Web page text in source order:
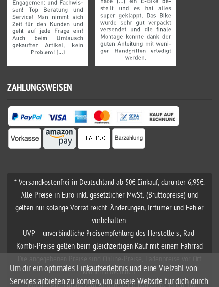
ZAHLUNGSWEISEN
* Versandkostenfrei in Deutschland ab 50€ Einkauf, darunter 6,95€.
Alle Preise in Euro inkl. gesetzlicher MwSt. (Bruttopreise) und
gelten nur solange Vorrat reicht. Änderungen, Irrtümer und Fehler
vorbehalten.
UVP = unverbindliche Preisempfehlung des Herstellers; Rad-
Kombi-Preise gelten beim gleichzeitigen Kauf mit einem Fahrrad
können abweichen.
**Mit der Anmeldung zum Newsletter erhalten Sie einen 10€
Um dir ein optimales Einkaufserlebnis und eine Vielzahl von
Services anbieten zu können, um unsere Website für dich durch